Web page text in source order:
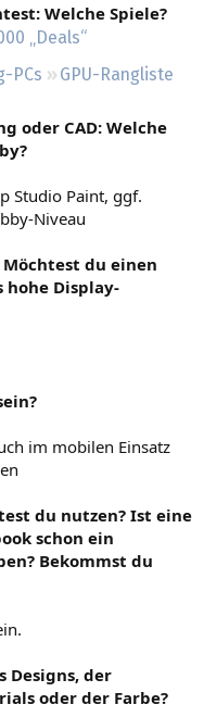
„Deals“
PCs
GPU-Rangliste
Welche Spiele?
oder CAD: Welche
Studio Paint, ggf.
Niveau
Möchtest du einen
hohe Display-
im mobilen Einsatz
du nutzen? Ist eine
schon ein
Bekommst du
Designs, der
oder der Farbe?